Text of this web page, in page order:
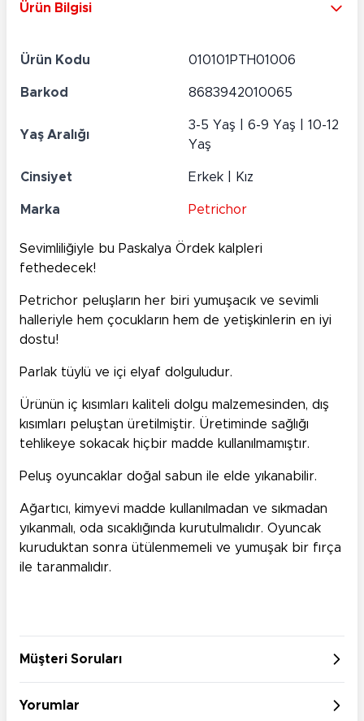
Ürün Bilgisi
Ürün Kodu 010101PTH01006
Barkod 8683942010065
Yaş Aralığı
3-5 Yaş | 6-9 Yaş | 10-12
Yaş
Cinsiyet Erkek | Kız
Marka Petrichor
Sevimliliğiyle bu Paskalya Ördek kalpleri
fethedecek!
Petrichor peluşların her biri yumuşacık ve sevimli
halleriyle hem çocukların hem de yetişkinlerin en iyi
dostu!
Parlak tüylü ve içi elyaf dolguludur.
Ürünün iç kısımları kaliteli dolgu malzemesinden, dış
kısımları peluştan üretilmiştir. Üretiminde sağlığı
tehlikeye sokacak hiçbir madde kullanılmamıştır.
Peluş oyuncaklar doğal sabun ile elde yıkanabilir.
Ağartıcı, kimyevi madde kullanılmadan ve sıkmadan
yıkanmalı, oda sıcaklığında kurutulmalıdır. Oyuncak
kuruduktan sonra ütülenmemeli ve yumuşak bir fırça
ile taranmalıdır.
Müşteri Soruları
Yorumlar